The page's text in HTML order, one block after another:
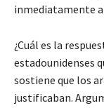
inmediatamente
¿Cuál es la
estadounidenses
sostiene que los
justificaban.